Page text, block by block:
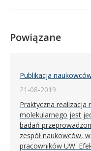
Powiązane
Publikacja
21-08-2019
Praktyczna realizacja
molekularnego jest
badań
zespół naukowców,
pracowników UW.